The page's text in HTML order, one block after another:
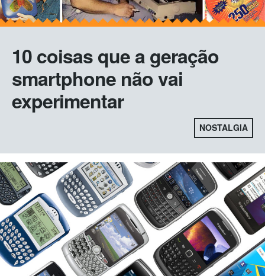
10 coisas que a geração
smartphone não vai
experimentar
NOSTALGIA